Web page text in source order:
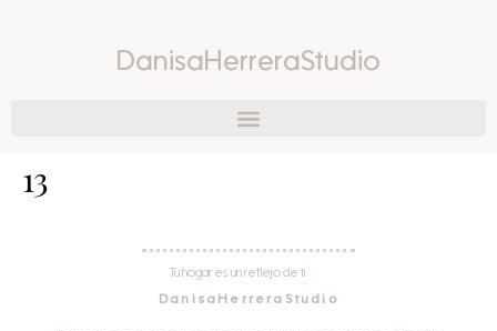
DanisaHerreraStudio
13
Tu hogar es un reflejo de ti
DanisaHerreraStudio